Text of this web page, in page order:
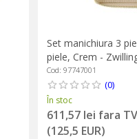
Set manichiura 3
piele, Crem -
Cod: 97747001
(0)
În stoc
611,57 lei fara
(125,5 EUR)